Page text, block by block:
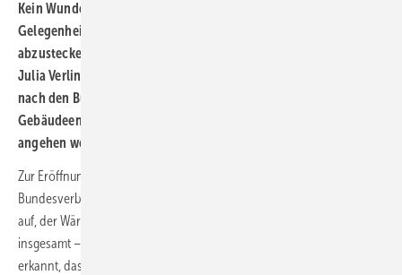
Kein Wunder, war es doch für die Parteien eine der ersten
Gelegenheiten, ihren Kurs in Bezug auf die Wärmewende
abzustecken. Jens Spahn (CDU), Helmut Kleebank (SPD) und Dr.
Julia Verlinden (B‘90/Die Grünen) äußerten sich dazu, wie sie
nach den Bundestagswahlen am 23. Februar
Gebäudeenergiegesetz, Heizungsförderung und Energiepreise
angehen wollen.
Zur Eröffnung forderte der Vorstandsvorsitzende des
Bundesverbands Wärmepumpe (BWP) Claus Fest die Politiker dazu
auf, der Wärmepumpenbranche – und der deutschen Wirtschaft
insgesamt – einen verlässlichen Rahmen zu geben. Sie habe längst
erkannt, dass sie aus dem gegenwärtigen Tief nur herauskomme,